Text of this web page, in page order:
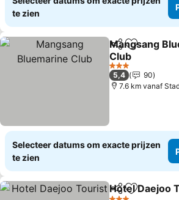
te zien
Delen
Mangsang
Club
Prijzen bekijken
3 Sterren
5,4
90
7.6 km vanaf
Selecteer datums om exacte prijzen
te zien
Delen
Hotel Daejoo